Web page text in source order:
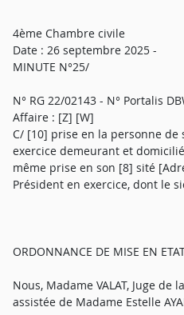
4ème Chambre civile
Date : 26 septembre 2025 -
MINUTE N°25/
N° RG 22/02143 - N° Portalis
Affaire : [Z] [W]
C/ [10] prise en la personne
exercice demeurant et
même prise en son [8] sité
Président en exercice, dont le
ORDONNANCE DE MISE EN
Nous, Madame VALAT, Juge de
assistée de Madame Estelle